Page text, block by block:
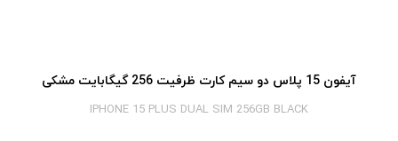
آیفون 15 پلاس دو سیم کارت ظرفیت 256 گیگابایت مشکی
IPHONE 15 PLUS DUAL SIM 256GB BLACK